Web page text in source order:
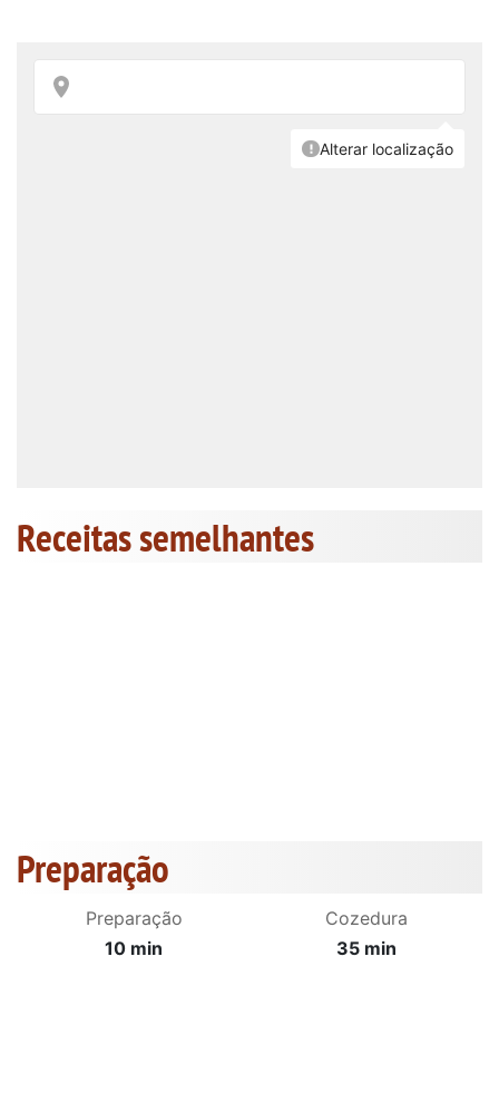
Receitas semelhantes
Preparação
Preparação
10 min
Cozedura
35 min